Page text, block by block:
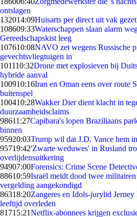
ontslagen
132014:09Huisarts per direct uit vak
108609:33Waterschappen slaan alarm
Gereedschapskist leeg
107610:08NAVO zet wegens Russische
gevechtsvliegtuigen in
101110:32Drone met explosieven bij
hybride aanval
100910:16Iran en Oman eens over route
buitenspel
100410:28Wakker Dier dient klacht in
duurzaamheidsclaims
98611:27Capibara's lopen Braziliaans
binnen
95920:03Trump wil dat J.D. Vance hem
95719:42'Zwarte weduwes' in Rusland
overlijdensuitkering
94907:00Forensics: Crime Scene
88610:59Israël meldt dood twee
vergelding aangekondigd
86318:20Zangeres en Idols-jurylid
leeftijd overleden
81715:21Netflix-abonnees krijgen